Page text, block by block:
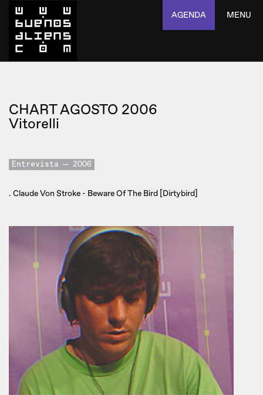
AGENDA MENU
CHART AGOSTO 2006
Vitorelli
Entrevista 2006
. Claude Von Stroke - Beware Of The Bird [Dirtybird]